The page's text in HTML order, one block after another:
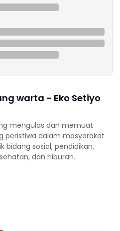
warta - Eko Setiyo
mengulas dan memuat
peristiwa dalam masyarakat
bidang sosial, pendidikan,
dan hiburan.